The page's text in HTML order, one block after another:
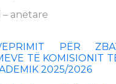
– anëtare
PËR
TË KOMISIONIT
2025/2026